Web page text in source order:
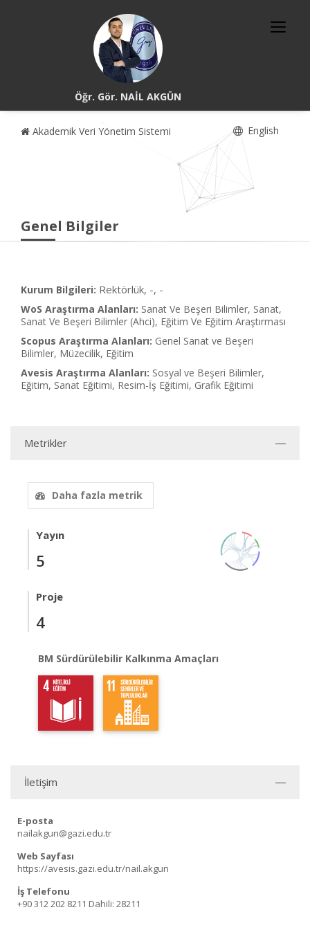
Öğr. Gör. NAİL AKGÜN
Akademik Veri Yönetim Sistemi English
Genel Bilgiler
Kurum Bilgileri: Rektörlük, -, -
WoS Araştırma Alanları: Sanat Ve Beşeri Bilimler, Sanat,
Sanat Ve Beşeri Bilimler (Ahci), Eğitim Ve Eğitim Araştırması
Scopus Araştırma Alanları: Genel Sanat ve Beşeri
Bilimler, Müzecilik, Eğitim
Avesis Araştırma Alanları: Sosyal ve Beşeri Bilimler,
Eğitim, Sanat Eğitimi, Resim-İş Eğitimi, Grafik Eğitimi
Metrikler
Daha fazla metrik
Yayın
5
Proje
4
BM Sürdürülebilir Kalkınma Amaçları
İletişim
E-posta
nailakgun@gazi.edu.tr
Web Sayfası
https://avesis.gazi.edu.tr/nail.akgun
İş Telefonu
+90 312 202 8211 Dahili: 28211